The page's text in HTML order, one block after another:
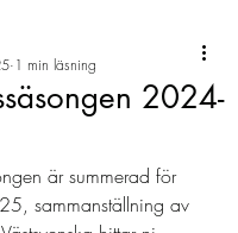
2024-
1 min läsning
är summerad för
sammanställning av